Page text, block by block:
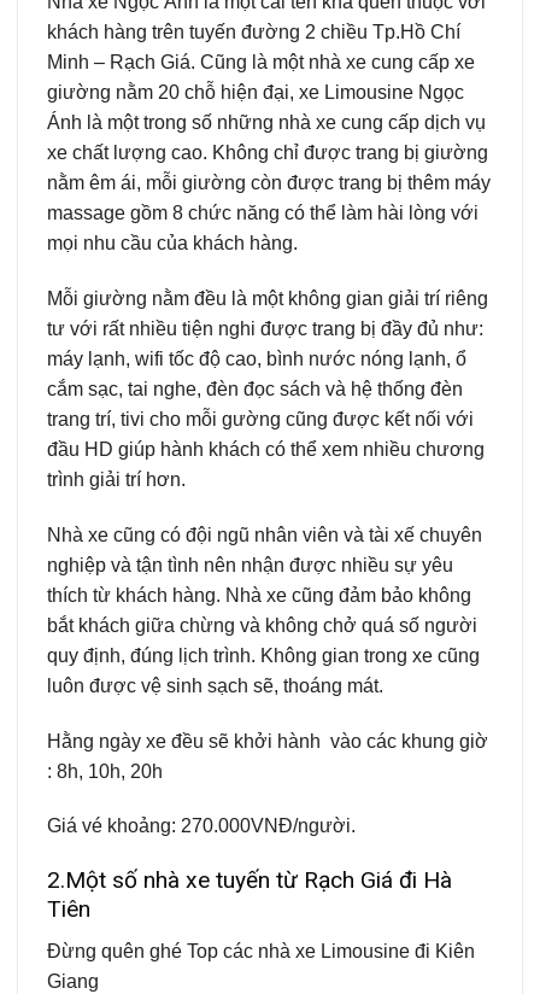
khách hàng trên tuyến đường 2 chiều Tp.Hồ Chí
Minh – Rạch Giá. Cũng là một nhà xe cung cấp xe
giường nằm 20 chỗ hiện đại, xe Limousine Ngọc
Ánh là một trong số những nhà xe cung cấp dịch vụ
xe chất lượng cao. Không chỉ được trang bị giường
nằm êm ái, mỗi giường còn được trang bị thêm máy
massage gồm 8 chức năng có thể làm hài lòng với
mọi nhu cầu của khách hàng.
Mỗi giường nằm đều là một không gian giải trí riêng
tư với rất nhiều tiện nghi được trang bị đầy đủ như:
máy lạnh, wifi tốc độ cao, bình nước nóng lạnh, ổ
cắm sạc, tai nghe, đèn đọc sách và hệ thống đèn
trang trí, tivi cho mỗi gường cũng được kết nối với
đầu HD giúp hành khách có thể xem nhiều chương
trình giải trí hơn.
Nhà xe cũng có đội ngũ nhân viên và tài xế chuyên
nghiệp và tận tình nên nhận được nhiều sự yêu
thích từ khách hàng. Nhà xe cũng đảm bảo không
bắt khách giữa chừng và không chở quá số người
quy định, đúng lịch trình. Không gian trong xe cũng
luôn được vệ sinh sạch sẽ, thoáng mát.
Hằng ngày xe đều sẽ khởi hành vào các khung giờ
: 8h, 10h, 20h
Giá vé khoảng: 270.000VNĐ/người.
2.Một số nhà xe tuyến từ Rạch Giá đi Hà
Tiên
Đừng quên ghé Top các nhà xe Limousine đi Kiên
Giang